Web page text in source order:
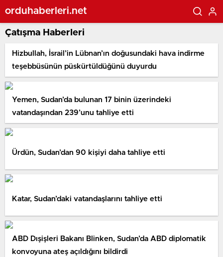
orduhaberleri.net
Çatışma Haberleri
Hizbullah, İsrail’in Lübnan’ın doğusundaki hava indirme
teşebbüsünün püskürtüldüğünü duyurdu
Yemen, Sudan’da bulunan 17 binin üzerindeki
vatandaşından 239’unu tahliye etti
Ürdün, Sudan’dan 90 kişiyi daha tahliye etti
Katar, Sudan’daki vatandaşlarını tahliye etti
ABD Dışişleri Bakanı Blinken, Sudan’da ABD diplomatik
konvoyuna ateş açıldığını bildirdi